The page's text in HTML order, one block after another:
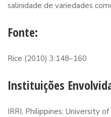
salinidade de variedades
Fonte:
Rice (2010) 3:148–160
Instituições
IRRI, Philippines; University of